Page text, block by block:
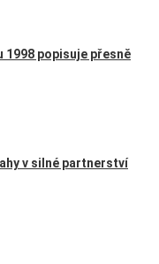
1998 popisuje přesně
v silné partnerství